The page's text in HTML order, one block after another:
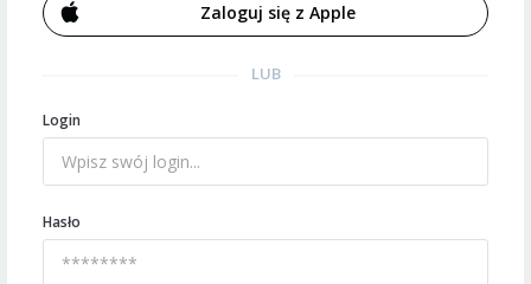
Zaloguj się z Apple
LUB
Login
Hasło